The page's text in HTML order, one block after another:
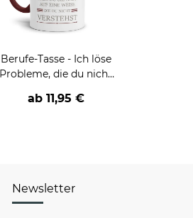
Berufe-Tasse - Ich löse
Probleme, die du nicht
verschiedene Berufe
ab 11,95 €
Newsletter